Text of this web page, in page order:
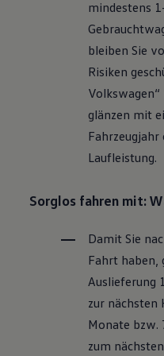
Motorenöl
Räder und
Pannen-
Economy
Schutz und
Wallbox
Dienste für
Updates für
Über Ihr Auto
Warn- und
Digitale
mindestens
bleiben Sie
Risiken
Volkswagen
glänzen mit
Laufleistung.
Sorglos fahren mit:
Damit Sie
Fahrt haben,
Auslieferung
zur nächsten
Monate bzw.
zum